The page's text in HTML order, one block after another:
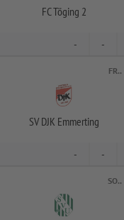
FC Töging 2
- -
FR..
SV DJK Emmerting
- -
SO..